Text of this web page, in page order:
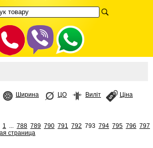
Ширина ЦО Виліт
Ціна
1 788 789 790 791 792 793 794 795 796 797
страница